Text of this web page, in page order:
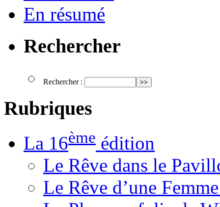
En résumé
Rechercher
Rechercher :
Rubriques
La 16ème édition
Le Rêve dans le
Le Rêve d’une